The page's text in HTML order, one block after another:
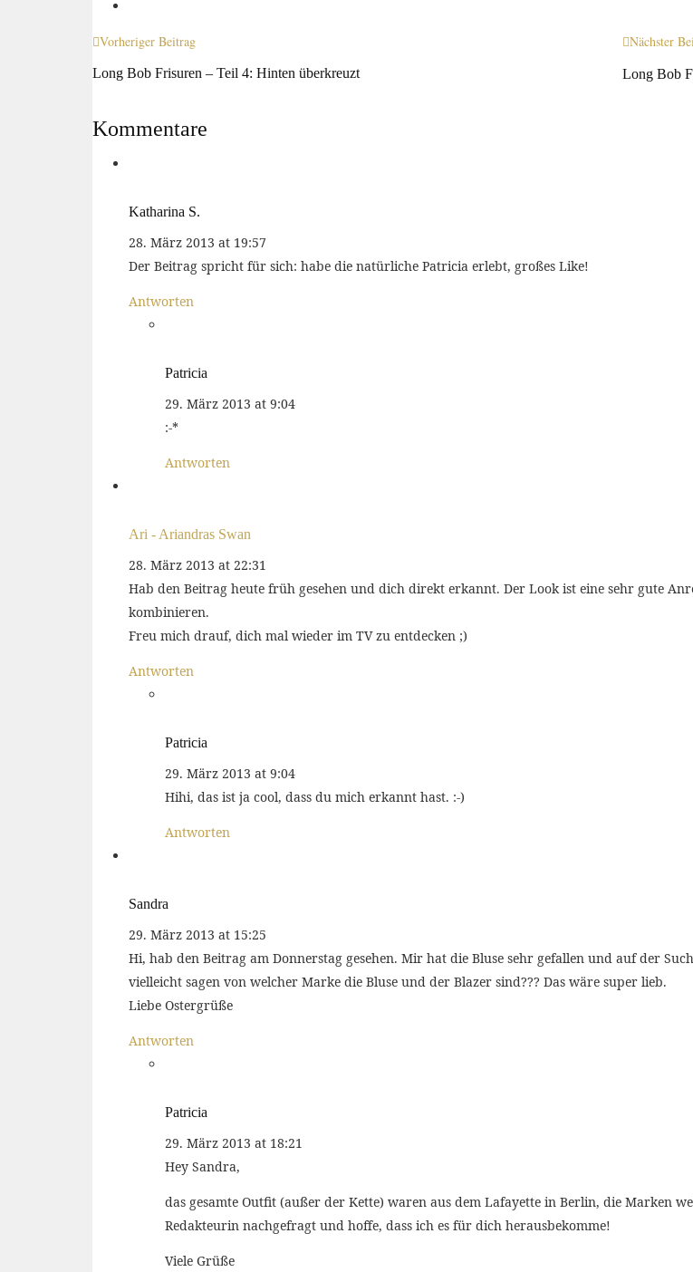
Vorheriger Beitrag
Long Bob Frisuren – Teil 4: Hinten überkreuzt
Nächster
Long Bob
Kommentare
Katharina S.
28. März 2013 at 19:57
Der Beitrag spricht für sich: habe die natürliche Patricia erlebt, großes Like!
Antworten
Patricia
29. März 2013 at 9:04
:-*
Antworten
Ari - Ariandras Swan
28. März 2013 at 22:31
Hab den Beitrag heute früh gesehen und dich direkt erkannt. Der Look ist eine sehr gute
kombinieren.
Freu mich drauf, dich mal wieder im TV zu entdecken ;)
Antworten
Patricia
29. März 2013 at 9:04
Hihi, das ist ja cool, dass du mich erkannt hast. :-)
Antworten
Sandra
29. März 2013 at 15:25
Hi, hab den Beitrag am Donnerstag gesehen. Mir hat die Bluse sehr gefallen und auf der
vielleicht sagen von welcher Marke die Bluse und der Blazer sind??? Das wäre super lieb.
Liebe Ostergrüße
Antworten
Patricia
29. März 2013 at 18:21
Hey Sandra,
das gesamte Outfit (außer der Kette) waren aus dem Lafayette in Berlin, die Marken
Redakteurin nachgefragt und hoffe, dass ich es für dich herausbekomme!
Viele Grüße